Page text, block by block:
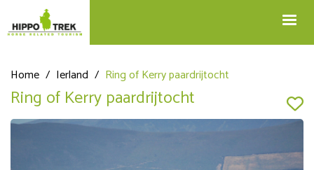
Home / Ierland / Ring of Kerry paardrijtocht
Ring of Kerry paardrijtocht